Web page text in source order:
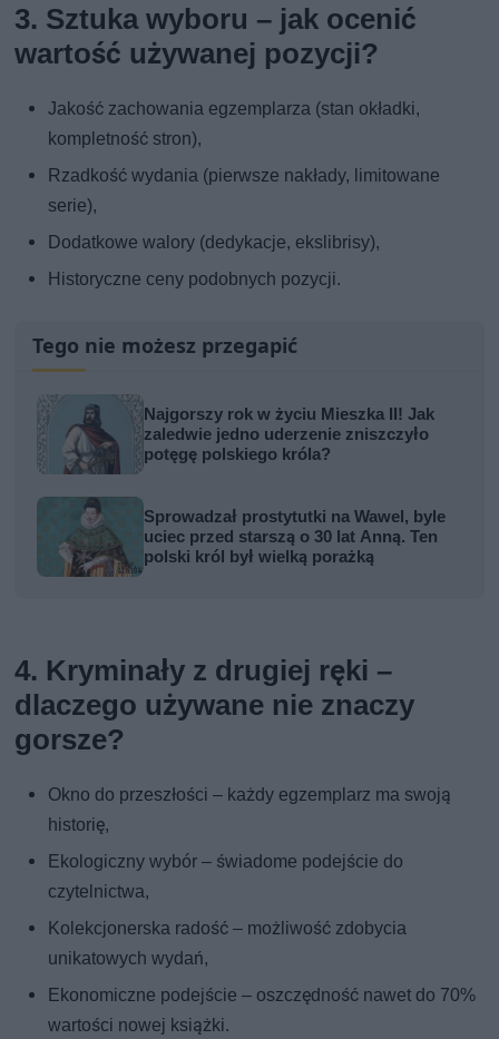
3. Sztuka wyboru – jak ocenić
wartość używanej pozycji?
Jakość zachowania egzemplarza (stan okładki,
kompletność stron),
Rzadkość wydania (pierwsze nakłady, limitowane
serie),
Dodatkowe walory (dedykacje, ekslibrisy),
Historyczne ceny podobnych pozycji.
Tego nie możesz przegapić
Najgorszy rok w życiu Mieszka II! Jak
zaledwie jedno uderzenie zniszczyło
potęgę polskiego króla?
Sprowadzał prostytutki na Wawel, byle
uciec przed starszą o 30 lat Anną. Ten
polski król był wielką porażką
4. Kryminały z drugiej ręki –
dlaczego używane nie znaczy
gorsze?
Okno do przeszłości – każdy egzemplarz ma swoją
historię,
Ekologiczny wybór – świadome podejście do
czytelnictwa,
Kolekcjonerska radość – możliwość zdobycia
unikatowych wydań,
Ekonomiczne podejście – oszczędność nawet do 70%
wartości nowej książki.